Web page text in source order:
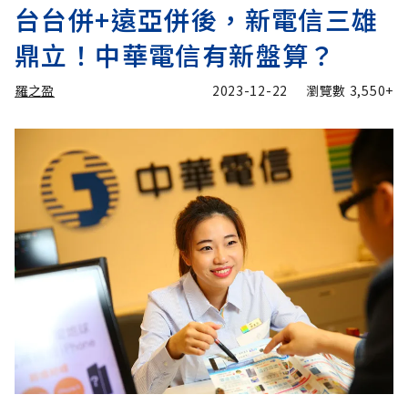
台台併+遠亞併後，新電信三雄
鼎立！中華電信有新盤算？
羅之盈 2023-12-22 瀏覽數 3,550+